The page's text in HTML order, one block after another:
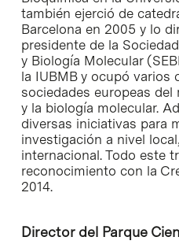
también ejerció de
Barcelona en 2005 y lo
presidente de la
y Biología Molecular
la IUBMB y ocupó varios
sociedades europeas
y la biología molecular.
diversas iniciativas para
investigación a nivel
internacional. Todo este
reconocimiento con la
2014.
Director del Parque